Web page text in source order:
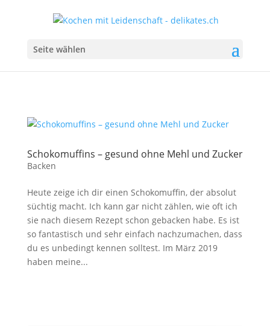
Seite wählen
Schokomuffins – gesund ohne Mehl und Zucker
Backen
Heute zeige ich dir einen Schokomuffin, der absolut
süchtig macht. Ich kann gar nicht zählen, wie oft ich
sie nach diesem Rezept schon gebacken habe. Es ist
so fantastisch und sehr einfach nachzumachen, dass
du es unbedingt kennen solltest. Im März 2019
haben meine...